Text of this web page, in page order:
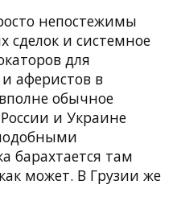
непостежимы
сделок и системное
для
аферистов в
обычное
и Украине
барахтается там
может. В Грузии же